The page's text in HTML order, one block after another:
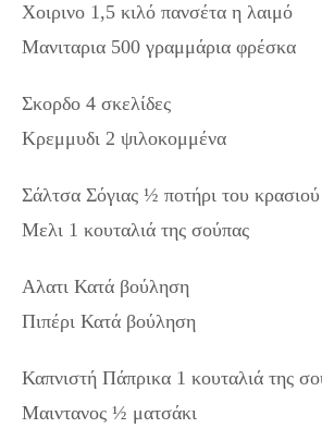
Χοιρινο 1,5 κιλό πανσέτα η λαιμό
Μανιταρια 500 γραμμάρια φρέσκα
Σκορδο 4 σκελίδες
Κρεμμυδι 2 ψιλοκομμένα
Σάλτσα Σόγιας ½ ποτήρι του κρασιού
Μελι 1 κουταλιά της σούπας
Αλατι Κατά βούληση
Πιπέρι Κατά βούληση
Καπνιστή Πάπρικα 1 κουταλιά της
Μαιντανος ½ ματσάκι